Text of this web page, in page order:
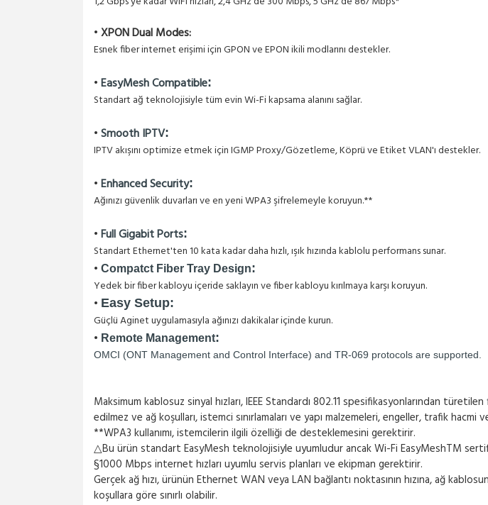
•XPON Dual Modes:
Esnek fiber internet erişimi için GPON ve EPON ikili modlarını destekler.
• EasyMesh Compatible:
Standart ağ teknolojisiyle tüm evin Wi-Fi kapsama alanını sağlar.
•Smooth IPTV:
IPTV akışını optimize etmek için IGMP Proxy/Gözetleme, Köprü ve Etiket VLAN'ı destekler.
•Enhanced Security:
Ağınızı güvenlik duvarları ve en yeni WPA3 şifrelemeyle koruyun.**
•Full Gigabit Ports:
Standart Ethernet'ten 10 kata kadar daha hızlı, ışık hızında kablolu performans sunar.
• Compatct Fiber Tray Design:
Yedek bir fiber kabloyu içeride saklayın ve fiber kabloyu kırılmaya karşı koruyun.
• Easy Setup:
Güçlü Aginet uygulamasıyla ağınızı dakikalar içinde kurun.
• Remote Management:
OMCI (ONT Management and Control Interface) and TR-069 protocols are supported.
Maksimum kablosuz sinyal hızları, IEEE Standardı 802.11 spesifikasyonlarından
edilmez ve ağ koşulları, istemci sınırlamaları ve yapı malzemeleri, engeller, trafik
**WPA3 kullanımı, istemcilerin ilgili özelliği de desteklemesini gerektirir.
△Bu ürün standart EasyMesh teknolojisiyle uyumludur ancak Wi-Fi EasyMeshTM
§1000 Mbps internet hızları uyumlu servis planları ve ekipman gerektirir.
Gerçek ağ hızı, ürünün Ethernet WAN veya LAN bağlantı noktasının hızına, ağ
koşullara göre sınırlı olabilir.